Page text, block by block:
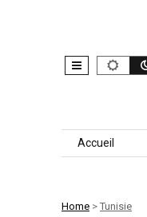
Skip to content
Accueil
Home > Tunisie